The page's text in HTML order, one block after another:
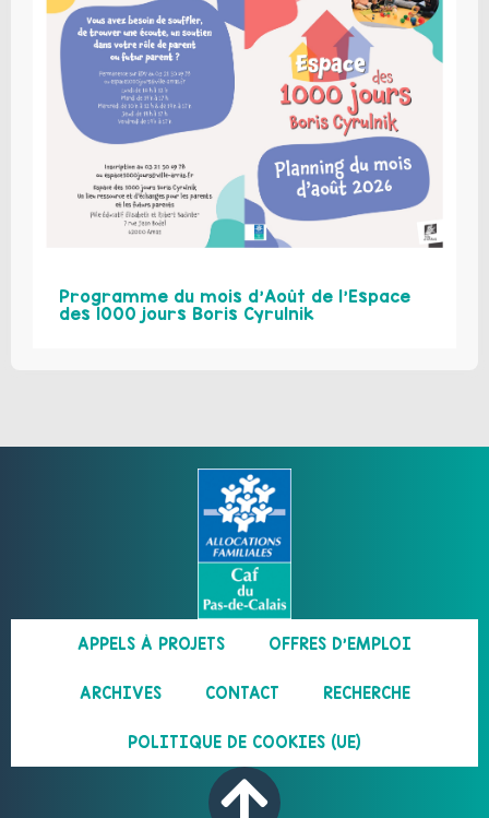
Programme du mois d’Août de l’Espace
des 1000 jours Boris Cyrulnik
APPELS À PROJETS OFFRES D’EMPLOI
ARCHIVES CONTACT RECHERCHE
POLITIQUE DE COOKIES (UE)